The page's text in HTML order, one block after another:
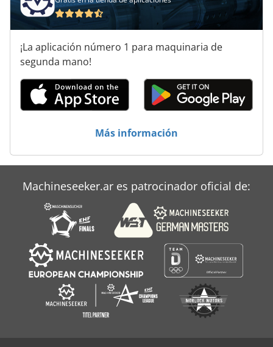
Máquinas De Herramientas
Máquinas De Impresión
Máquinas De Inserción
Máquinas De Leña
Máquinas Para
¡La aplicación número 1 para maquinaria de
segunda mano!
Más información
Machineseeker.ar es patrocinador oficial de: